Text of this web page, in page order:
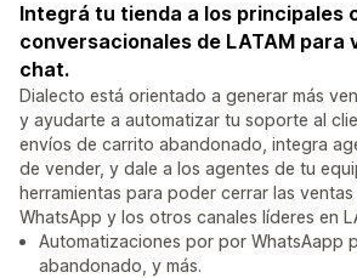
Integrá tu tienda a los principales
conversacionales de LATAM para
chat.
Dialecto está orientado a generar más
y ayudarte a automatizar tu soporte al
envíos de carrito abandonado, integra
de vender, y dale a los agentes de tu
herramientas para poder cerrar las
WhatsApp y los otros canales líderes en
Automatizaciones por por WhatsAapp
abandonado, y más.